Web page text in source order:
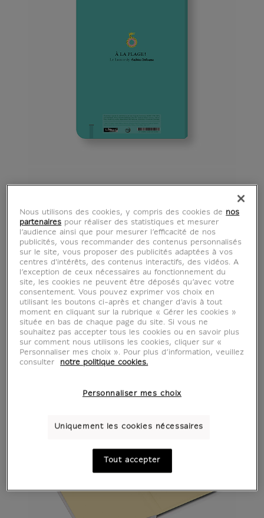
Nous utilisons des cookies, y compris des cookies de nos
partenaires pour réaliser des statistiques et mesurer
l’audience ainsi que pour mesurer l’efficacité de nos
publicités, vous recommander des contenus personnalisés
sur le site, vous proposer des publicités adaptées à vos
centres d'intérêts, des contenus interactifs, des vidéos. A
l’exception de ceux nécessaires au fonctionnement du
site, les cookies ne peuvent être déposés qu’avec votre
consentement. Vous pouvez exprimer vos choix en
utilisant les boutons ci-après et changer d’avis à tout
moment en cliquant sur la rubrique « Gérer les cookies »
située en bas de chaque page du site. Si vous ne
souhaitez pas accepter tous les cookies ou en savoir plus
sur comment nous utilisons les cookies, cliquer sur «
Personnaliser mes choix ». Pour plus d’information, veuillez
consulter
notre politique cookies.
Personnaliser mes choix
Uniquement les cookies nécessaires
Tout accepter